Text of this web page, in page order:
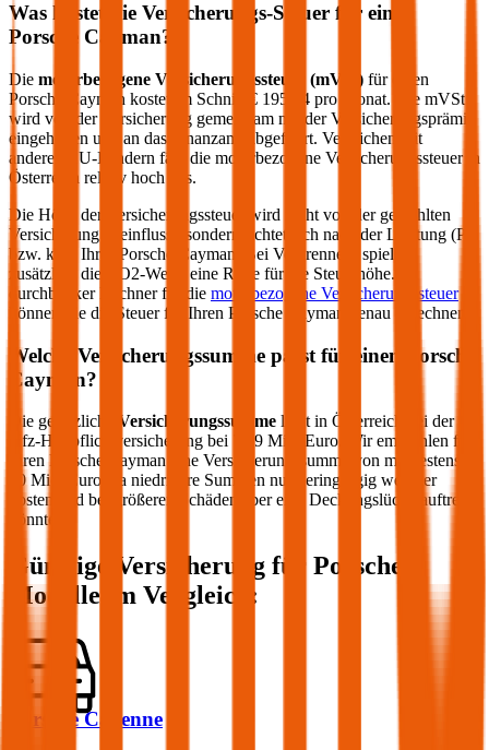
Was kostet die Versicherungs-Steuer für einen
Porsche Cayman?
Die motorbezogene Versicherungssteuer (mVSt) für einen
Porsche
Cayman kostet im Schnitt € 195,84 pro Monat. Die mVSt
wird von der Versicherung gemeinsam mit der Versicherungsprämie
eingehoben und an das Finanzamt abgeführt. Verglichen mit
anderen EU-Ländern fällt die motorbezogene Versicherungssteuer in
Österreich relativ hoch aus.
Die Höhe der Versicherungssteuer wird nicht von der gewählten
Versicherung beeinflusst, sondern richtet sich nach der Leistung (PS
bzw. kW) Ihres
Porsche Cayman
. Bei Verbrennern spielen
zusätzlich die CO2-Werte eine Rolle für die Steuerhöhe. Im
durchblicker Rechner für die motorbezogene Versicherungssteuer
können Sie die Steuer für Ihren Porsche Cayman genau berechnen.
Welche Versicherungssumme passt für einen
Porsche
Cayman?
Die gesetzliche Versicherungssumme liegt in Österreich bei der
Kfz-Haftpflichtversicherung bei 7,79 Mio. Euro. Wir empfehlen für
IhrenPorsche Cayman eine Versicherungssumme von mindestens
20 Mio. Euro, da niedrigere Summen nur geringfügig weniger
kosten und bei größeren Schäden aber eine Deckungslücke auftreten
könnte.
Günstige Versicherung für Porsche
Modelle im Vergleich:
Porsche Cayenne